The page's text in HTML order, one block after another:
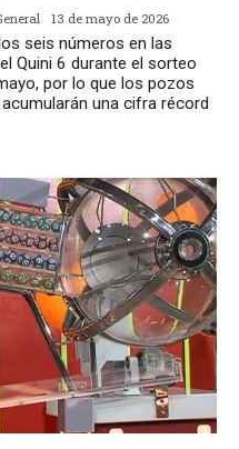
13 de mayo de 2026
seis números en las
Quini 6 durante el sorteo
por lo que los pozos
una cifra récord